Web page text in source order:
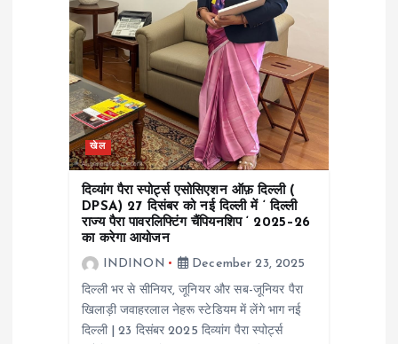
खेल
दिव्यांग पैरा स्पोर्ट्स एसोसिएशन ऑफ़ दिल्ली (
DPSA) 27 दिसंबर को नई दिल्ली में ‘ दिल्ली
राज्य पैरा पावरलिफ्टिंग चैंपियनशिप ‘ 2025–26
का करेगा आयोजन
INDINON
December 23, 2025
दिल्ली भर से सीनियर, जूनियर और सब-जूनियर पैरा
खिलाड़ी जवाहरलाल नेहरू स्टेडियम में लेंगे भाग नई
दिल्ली | 23 दिसंबर 2025 दिव्यांग पैरा स्पोर्ट्स